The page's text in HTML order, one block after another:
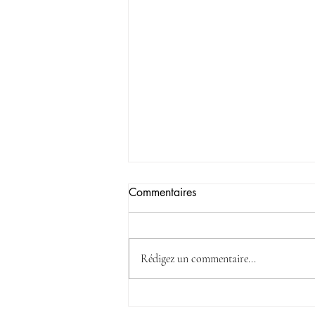
FV en vadrouille
Commentaires
Rédigez un commentaire...